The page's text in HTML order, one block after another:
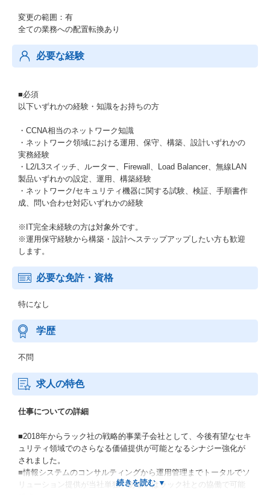
変更の範囲：有
全ての業務への配置転換あり
必要な経験
■必須
以下いずれかの経験・知識をお持ちの方
・CCNA相当のネットワーク知識
・ネットワーク領域における運用、保守、構築、設計いずれかの
実務経験
・L2/L3スイッチ、ルーター、Firewall、Load Balancer、無線LAN
製品いずれかの設定、運用、構築経験
・ネットワーク/セキュリティ機器に関する試験、検証、手順書作
成、問い合わせ対応いずれかの経験
※IT完全未経験の方は対象外です。
※運用保守経験から構築・設計へステップアップしたい方も歓迎
します。
必要な免許・資格
特になし
学歴
不問
求人の特色
仕事についての詳細
■2018年からラック社の戦略的事業子会社として、今後有望なセキ
ュリティ領域でのさらなる価値提供が可能となるシナジー強化が
されました。
■情報システムのコンサルティングから運用管理までトータルでソ
リューション提供が当社単独、あるいはラック社との協働で可能